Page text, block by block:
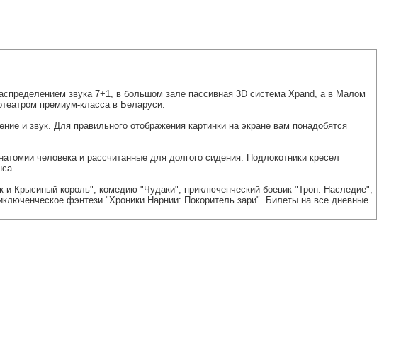
звука 7+1, в большом зале пассивная 3D система Xpand, а в Малом
премиум-класса в Беларуси.
и звук. Для правильного отображения картинки на экране вам понадобятся
человека и рассчитанные для долгого сидения. Подлокотники кресел
и Крысиный король", комедию "Чудаки", приключенческий боевик "Трон: Наследие",
фэнтези "Хроники Нарнии: Покоритель зари". Билеты на все дневные